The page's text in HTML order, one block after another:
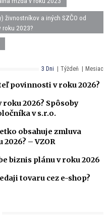
živnostníkov a iných SZČO od
roku 2023?
3 Dni Týždeň Mesiac
povinnosti v roku 2026?
2026? Spôsoby
v s.r.o.
obsahuje zmluva
– VZOR
biznis plánu v roku 2026
tovaru cez e-shop?